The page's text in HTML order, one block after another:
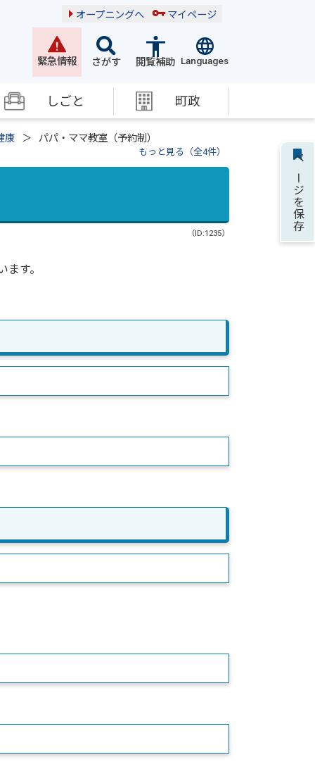
オープニングへ マイページ
緊急情報 さがす 閲覧補助 Languages
しごと 町政
康 パパ・ママ教室（予約制）
もっと見る（全4件）
（ID:1235）
す。
ページを保存